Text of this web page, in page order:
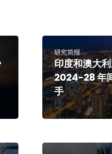
研究简报
印度和澳大
2024-28 年
手